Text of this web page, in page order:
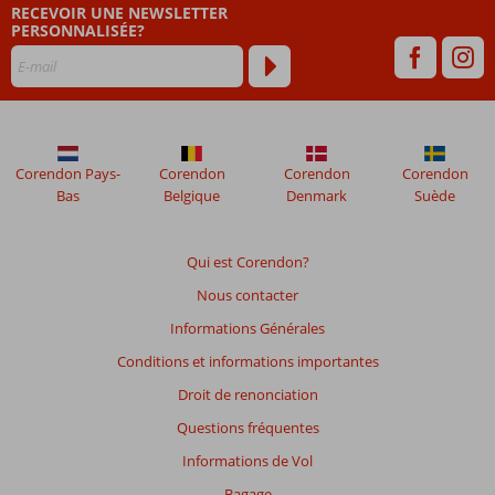
plus
de
ne
plus
affichés
afin
RECEVOIR UNE NEWSLETTER
PERSONNALISÉE?
Qui est Corendon?
Nous contacter
Informations Générales
Conditions et informations importantes
Droit de renonciation
Questions fréquentes
Informations de Vol
Corendon Pays-
Bas
Corendon
Belgique
Corendon
Denmark
Corendon
Suède